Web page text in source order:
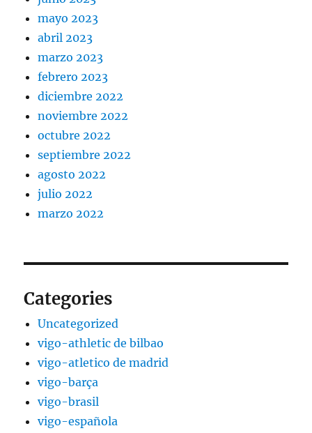
mayo 2023
abril 2023
marzo 2023
febrero 2023
diciembre 2022
noviembre 2022
octubre 2022
septiembre 2022
agosto 2022
julio 2022
marzo 2022
Categories
Uncategorized
vigo-athletic de bilbao
vigo-atletico de madrid
vigo-barça
vigo-brasil
vigo-española